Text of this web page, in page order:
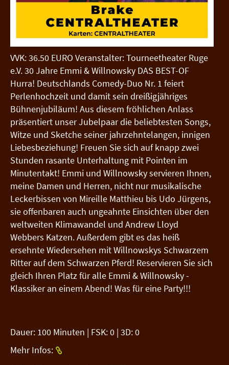
VVK: 36.50 EURO Veranstalter: Tourneetheater Ruge
e.V. 30 Jahre Emmi & Willnowsky DAS BEST-OF
Hurra! Deutschlands Comedy-Duo Nr. 1 feiert
Perlenhochzeit und damit sein dreißigjähriges
Bühnenjubiläum! Aus diesem fröhlichen Anlass
präsentiert unser Jubelpaar die beliebtesten Songs,
Witze und Sketche seiner jahrzehntelangen, innigen
Liebesbeziehung! Freuen Sie sich auf knapp zwei
Stunden rasante Unterhaltung mit Pointen im
Minutentakt! Emmi und Willnowsky servieren Ihnen,
meine Damen und Herren, nicht nur musikalische
Leckerbissen von Mireille Matthieu bis Udo Jürgens,
sie offenbaren auch ungeahnte Einsichten über den
weltweiten Klimawandel und Andrew Lloyd
Webbers Katzen. Außerdem gibt es das heiß
ersehnte Wiedersehen mit Willnowskys Schwarzem
Ritter auf dem Schwarzen Pferd! Reservieren Sie sich
gleich Ihren Platz für alle Emmi & Willnowsky -
Klassiker an einem Abend! Was für eine Party!!!
Dauer: 100 Minuten | FSK: 0 | 3D: 0
Mehr Infos: